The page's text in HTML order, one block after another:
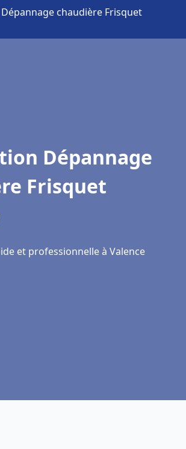
chaudière Frisquet
Dépannage
Frisquet
et professionnelle à Valence